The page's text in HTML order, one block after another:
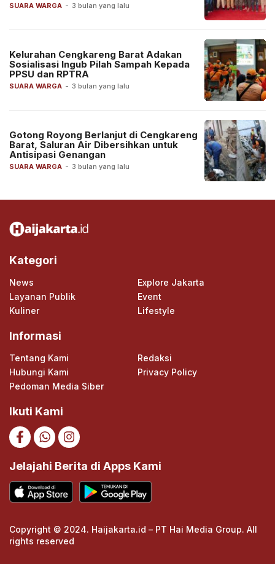
SUARA WARGA - 3 bulan yang lalu
SUARA WARGA - 3 bulan yang lalu
Kelurahan Cengkareng Barat Adakan
Sosialisasi Ingub Pilah Sampah Kepada
PPSU dan RPTRA
SUARA WARGA - 3 bulan yang lalu
Gotong Royong Berlanjut di Cengkareng
Barat, Saluran Air Dibersihkan untuk
Antisipasi Genangan
Kategori
News
Explore Jakarta
Layanan Publik
Event
Kuliner
Lifestyle
Informasi
Tentang Kami
Redaksi
Hubungi Kami
Privacy Policy
Pedoman Media Siber
Ikuti Kami
Jelajahi Berita di Apps Kami
Copyright © 2024. Haijakarta.id – PT Hai Media Group. All
rights reserved